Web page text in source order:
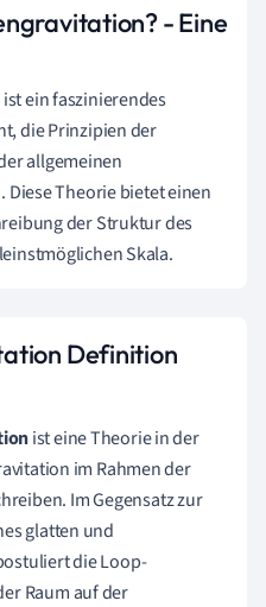
- Eine
ist ein faszinierendes
die Prinzipien der
allgemeinen
Theorie bietet einen
der Struktur des
Skala.
Definition
ist eine Theorie in der
im Rahmen der
Im Gegensatz zur
glatten und
die Loop-
Raum auf der